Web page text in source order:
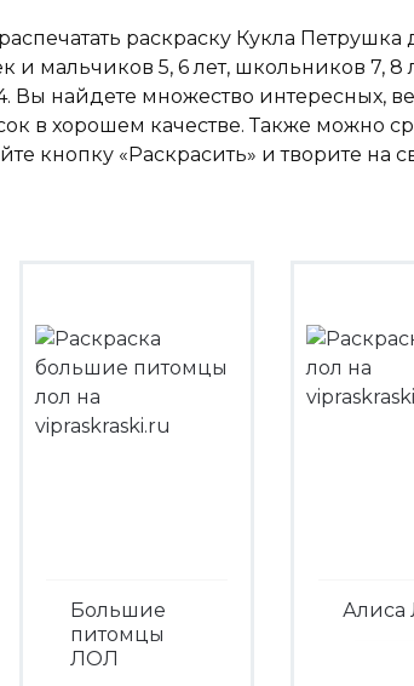
раскраску Кукла Петрушка
и мальчиков 5, 6 лет, школьников 7, 8
Вы найдете множество интересных,
в хорошем качестве. Также можно
кнопку «Раскрасить» и творите на
Большие
питомцы
ЛОЛ